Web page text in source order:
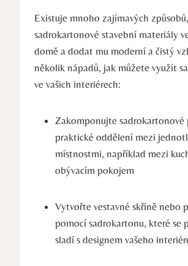
Existuje mnoho zajímavých
sadrokartonové stavební materiály
domě a dodat mu moderní a čistý
několik nápadů, jak můžete využít
ve vašich interiérech:
Zakomponujte sadrokartonové
praktické oddělení mezi
místnostmi, například mezi
obývacím pokojem
Vytvořte vestavné skříně nebo
pomocí sadrokartonu, které se
sladí s designem vašeho